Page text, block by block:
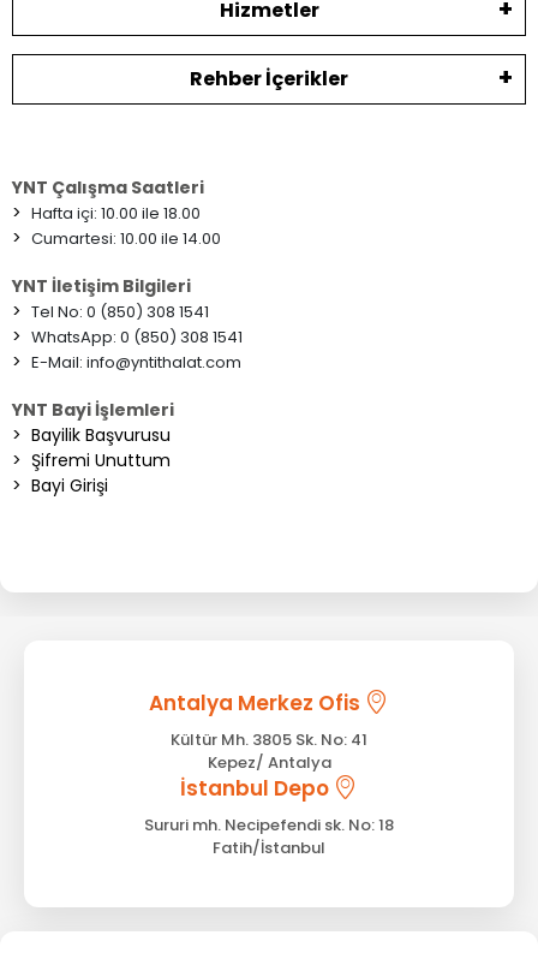
Hizmetler
Rehber İçerikler
YNT Çalışma Saatleri
> Hafta içi: 10.00 ile 18.00
> Cumartesi: 10.00 ile 14.00
YNT İletişim Bilgileri
> Tel No: 0 (850) 308 1541
> WhatsApp: 0 (850) 308 1541
> E-Mail: info@yntithalat.com
YNT Bayi İşlemleri
> Bayilik Başvurusu
> Şifremi Unuttum
> Bayi Girişi
Antalya Merkez Ofis
Kültür Mh. 3805 Sk. No: 41
Kepez/ Antalya
İstanbul Depo
Sururi mh. Necipefendi sk. No: 18
Fatih/İstanbul